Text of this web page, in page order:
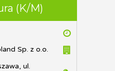
(K/M)
Sp. z o.o.
ul.